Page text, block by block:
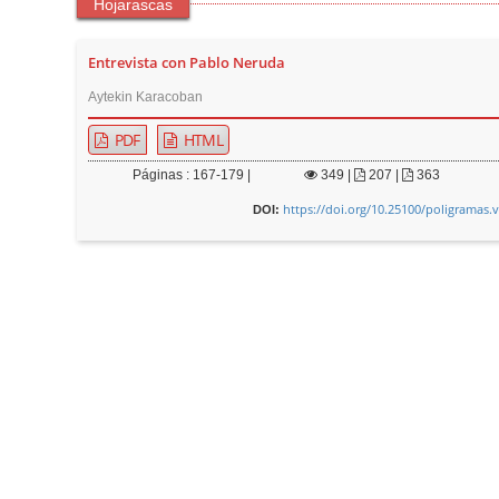
Hojarascas
Entrevista con Pablo Neruda
Aytekin Karacoban
PDF HTML
Páginas : 167-179 | 349 207 | 363
DOI: https://doi.org/10.25100/